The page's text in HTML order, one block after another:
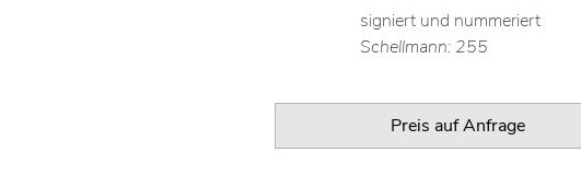
signiert und nummeriert
Schellmann: 255
Preis auf Anfrage